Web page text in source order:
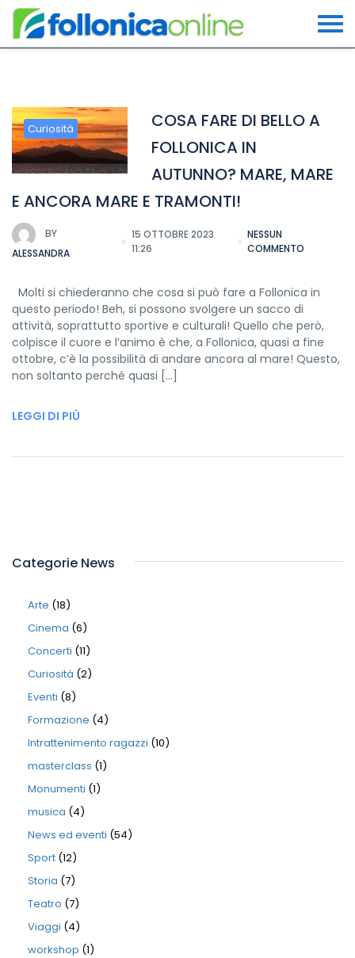
Curiosità
COSA FARE DI BELLO A
FOLLONICA IN
AUTUNNO? MARE, MARE
E ANCORA MARE E TRAMONTI!
BY
ALESSANDRA
15 OTTOBRE 2023
11:26
NESSUN
COMMENTO
Molti si chiederanno che cosa si può fare a Follonica in
questo periodo! Beh, si possono svolgere un sacco di
attività, soprattutto sportive e culturali! Quello che però,
colpisce il cuore e l’animo è che, a Follonica, quasi a fine
ottobre, c’è la possibilità di andare ancora al mare! Questo,
non soltanto perché quasi […]
LEGGI DI PIÙ
Categorie News
Arte (18)
Cinema (6)
Concerti (11)
Curiosità (2)
Eventi (8)
Formazione (4)
Intrattenimento ragazzi (10)
masterclass (1)
Monumenti (1)
musica (4)
News ed eventi (54)
Sport (12)
Storia (7)
Teatro (7)
Viaggi (4)
workshop (1)